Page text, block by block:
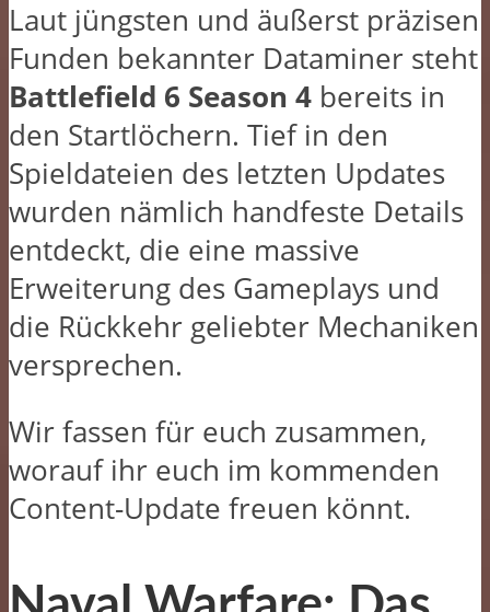
Laut jüngsten und äußerst präzisen
Funden bekannter Dataminer steht
Battlefield 6 Season 4 bereits in
den Startlöchern. Tief in den
Spieldateien des letzten Updates
wurden nämlich handfeste Details
entdeckt, die eine massive
Erweiterung des Gameplays und
die Rückkehr geliebter Mechaniken
versprechen.
Wir fassen für euch zusammen,
worauf ihr euch im kommenden
Content-Update freuen könnt.